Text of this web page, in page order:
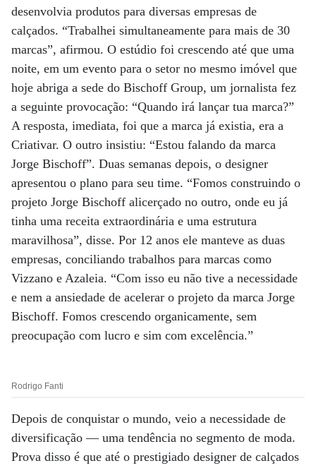
desenvolvia produtos para diversas empresas de
calçados. “Trabalhei simultaneamente para mais de 30
marcas”, afirmou. O estúdio foi crescendo até que uma
noite, em um evento para o setor no mesmo imóvel que
hoje abriga a sede do Bischoff Group, um jornalista fez
a seguinte provocação: “Quando irá lançar tua marca?”
A resposta, imediata, foi que a marca já existia, era a
Criativar. O outro insistiu: “Estou falando da marca
Jorge Bischoff”. Duas semanas depois, o designer
apresentou o plano para seu time. “Fomos construindo o
projeto Jorge Bischoff alicerçado no outro, onde eu já
tinha uma receita extraordinária e uma estrutura
maravilhosa”, disse. Por 12 anos ele manteve as duas
empresas, conciliando trabalhos para marcas como
Vizzano e Azaleia. “Com isso eu não tive a necessidade
e nem a ansiedade de acelerar o projeto da marca Jorge
Bischoff. Fomos crescendo organicamente, sem
preocupação com lucro e sim com excelência.”
Rodrigo Fanti
Depois de conquistar o mundo, veio a necessidade de
diversificação ­— uma tendência no segmento de moda.
Prova disso é que até o prestigiado designer de calçados